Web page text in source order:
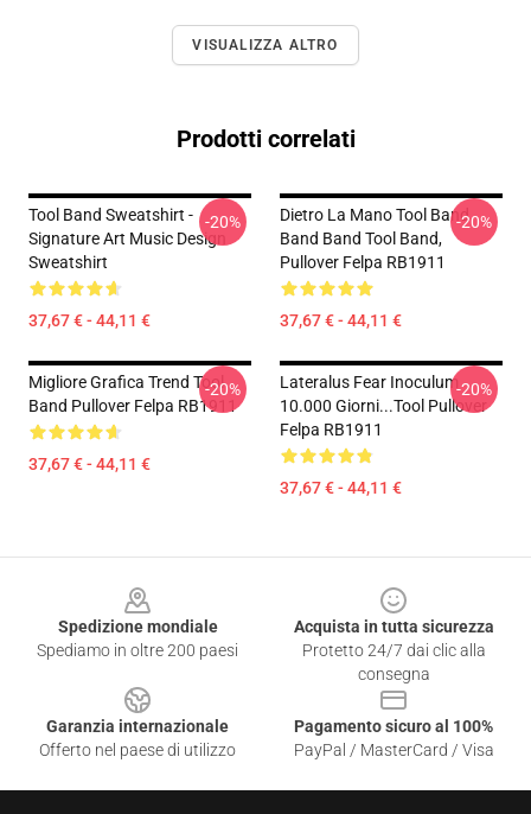
VISUALIZZA ALTRO
Prodotti correlati
Tool Band Sweatshirt -
Signature Art Music Design
Sweatshirt
37,67 € - 44,11 €
-20%
Dietro La Mano Tool Band
Band Band Tool Band,
Pullover Felpa RB1911
37,67 € - 44,11 €
-20%
Migliore Grafica Trend Tool
Band Pullover Felpa RB1911
37,67 € - 44,11 €
-20%
Lateralus Fear Inoculum
10.000 Giorni...tool Pullover
Felpa RB1911
37,67 € - 44,11 €
-20%
Spedizione mondiale
Spediamo in oltre 200 paesi
Acquista in tutta sicurezza
Protetto 24/7 dai clic alla
consegna
Garanzia internazionale
Offerto nel paese di utilizzo
Pagamento sicuro al 100%
PayPal / MasterCard / Visa